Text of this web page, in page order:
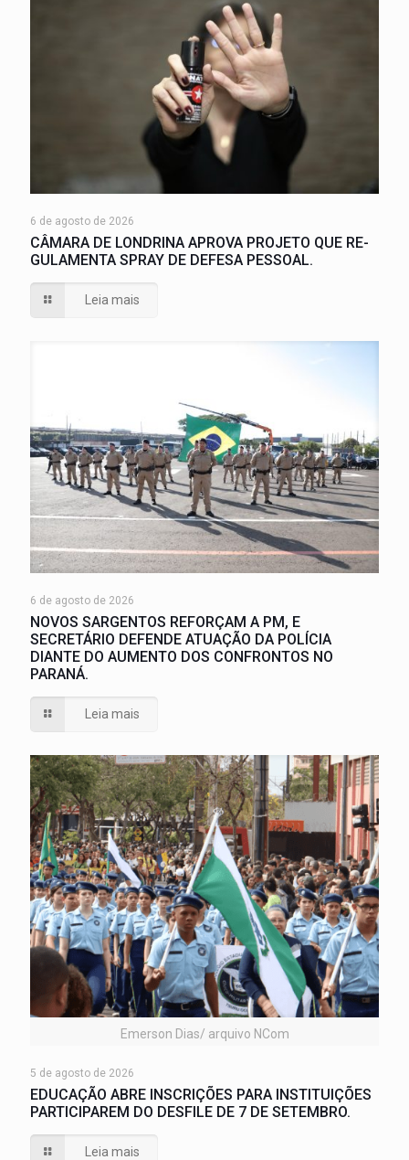
6 de agosto de 2026
CÂMARA DE LONDRINA APROVA PROJETO QUE RE-
GULAMENTA SPRAY DE DEFESA PESSOAL.
Leia mais
6 de agosto de 2026
NOVOS SARGENTOS REFORÇAM A PM, E
SECRETÁRIO DEFENDE ATUAÇÃO DA POLÍCIA
DIANTE DO AUMENTO DOS CONFRONTOS NO
PARANÁ.
Leia mais
Emerson Dias/ arquivo NCom
5 de agosto de 2026
EDUCAÇÃO ABRE INSCRIÇÕES PARA INSTITUIÇÕES
PARTICIPAREM DO DESFILE DE 7 DE SETEMBRO.
Leia mais